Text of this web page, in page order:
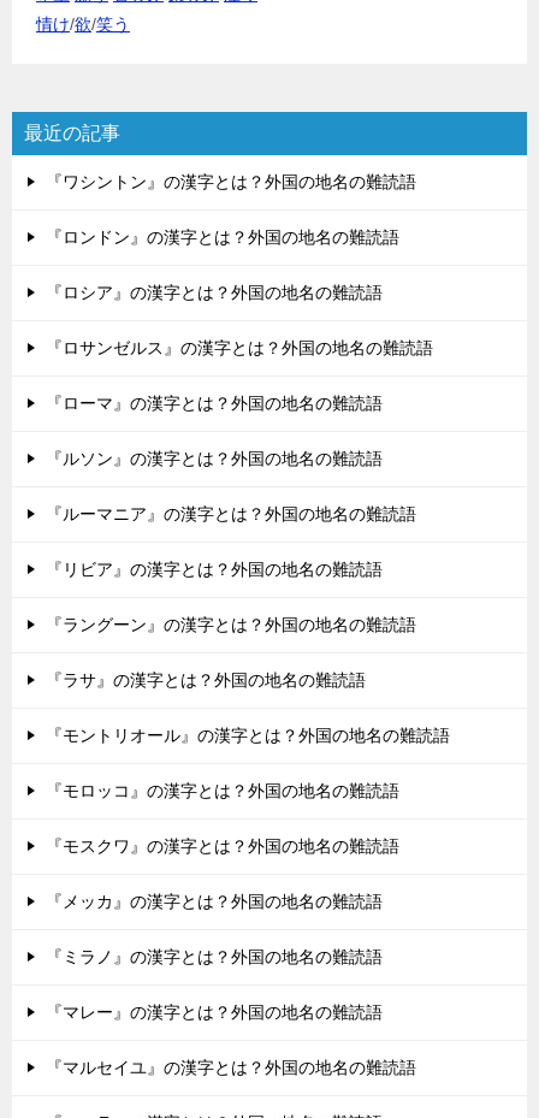
情け/欲/笑う
最近の記事
『ワシントン』の漢字とは？外国の地名の難読語
『ロンドン』の漢字とは？外国の地名の難読語
『ロシア』の漢字とは？外国の地名の難読語
『ロサンゼルス』の漢字とは？外国の地名の難読語
『ローマ』の漢字とは？外国の地名の難読語
『ルソン』の漢字とは？外国の地名の難読語
『ルーマニア』の漢字とは？外国の地名の難読語
『リビア』の漢字とは？外国の地名の難読語
『ラングーン』の漢字とは？外国の地名の難読語
『ラサ』の漢字とは？外国の地名の難読語
『モントリオール』の漢字とは？外国の地名の難読語
『モロッコ』の漢字とは？外国の地名の難読語
『モスクワ』の漢字とは？外国の地名の難読語
『メッカ』の漢字とは？外国の地名の難読語
『ミラノ』の漢字とは？外国の地名の難読語
『マレー』の漢字とは？外国の地名の難読語
『マルセイユ』の漢字とは？外国の地名の難読語